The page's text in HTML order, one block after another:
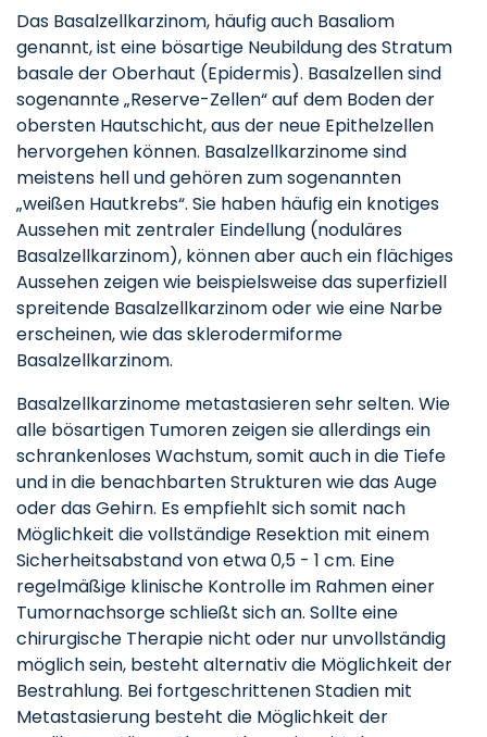
Das Basalzellkarzinom, häufig auch Basaliom
genannt, ist eine bösartige Neubildung des Stratum
basale der Oberhaut (Epidermis). Basalzellen sind
sogenannte „Reserve-Zellen“ auf dem Boden der
obersten Hautschicht, aus der neue Epithelzellen
hervorgehen können. Basalzellkarzinome sind
meistens hell und gehören zum sogenannten
„weißen Hautkrebs“. Sie haben häufig ein knotiges
Aussehen mit zentraler Eindellung (noduläres
Basalzellkarzinom), können aber auch ein flächiges
Aussehen zeigen wie beispielsweise das superfiziell
spreitende Basalzellkarzinom oder wie eine Narbe
erscheinen, wie das sklerodermiforme
Basalzellkarzinom.
Basalzellkarzinome metastasieren sehr selten. Wie
alle bösartigen Tumoren zeigen sie allerdings ein
schrankenloses Wachstum, somit auch in die Tiefe
und in die benachbarten Strukturen wie das Auge
oder das Gehirn. Es empfiehlt sich somit nach
Möglichkeit die vollständige Resektion mit einem
Sicherheitsabstand von etwa 0,5 - 1 cm. Eine
regelmäßige klinische Kontrolle im Rahmen einer
Tumornachsorge schließt sich an. Sollte eine
chirurgische Therapie nicht oder nur unvollständig
möglich sein, besteht alternativ die Möglichkeit der
Bestrahlung. Bei fortgeschrittenen Stadien mit
Metastasierung besteht die Möglichkeit der